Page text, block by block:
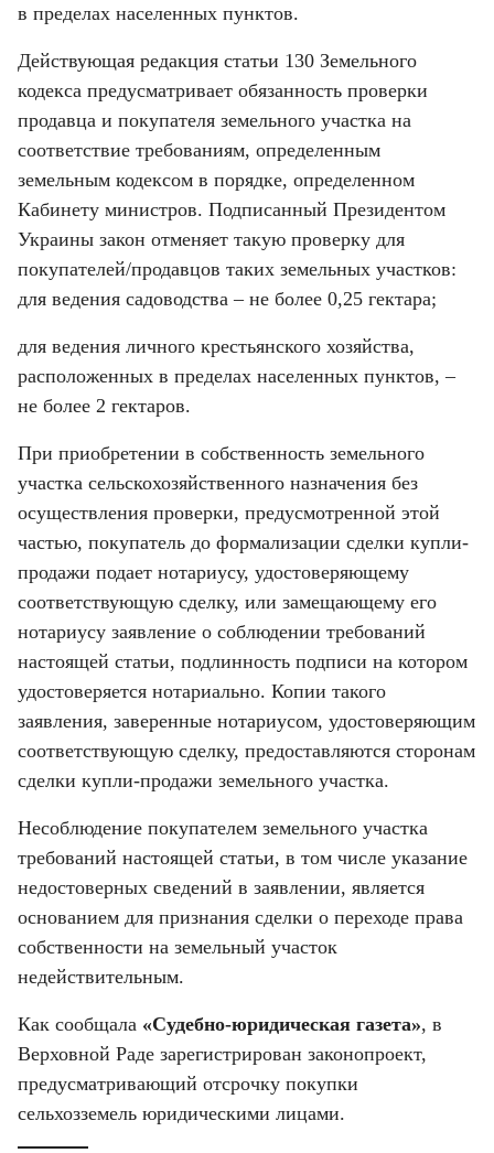
в пределах населенных пунктов.
Действующая редакция статьи 130 Земельного
кодекса предусматривает обязанность проверки
продавца и покупателя земельного участка на
соответствие требованиям, определенным
земельным кодексом в порядке, определенном
Кабинету министров. Подписанный Президентом
Украины закон отменяет такую проверку для
покупателей/продавцов таких земельных участков:
для ведения садоводства – не более 0,25 гектара;
для ведения личного крестьянского хозяйства,
расположенных в пределах населенных пунктов, –
не более 2 гектаров.
При приобретении в собственность земельного
участка сельскохозяйственного назначения без
осуществления проверки, предусмотренной этой
частью, покупатель до формализации сделки купли-
продажи подает нотариусу, удостоверяющему
соответствующую сделку, или замещающему его
нотариусу заявление о соблюдении требований
настоящей статьи, подлинность подписи на котором
удостоверяется нотариально. Копии такого
заявления, заверенные нотариусом, удостоверяющим
соответствующую сделку, предоставляются сторонам
сделки купли-продажи земельного участка.
Несоблюдение покупателем земельного участка
требований настоящей статьи, в том числе указание
недостоверных сведений в заявлении, является
основанием для признания сделки о переходе права
собственности на земельный участок
недействительным.
Как сообщала «Судебно-юридическая газета», в
Верховной Раде зарегистрирован законопроект,
предусматривающий отсрочку покупки
сельхозземель юридическими лицами.